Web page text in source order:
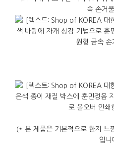
(* 본 제품은 기본적으로 한지 느
입니